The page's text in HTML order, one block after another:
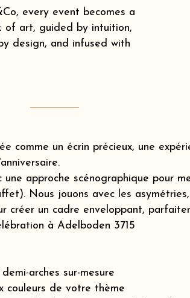
every event becomes a
of art, guided by intuition,
design, and infused with
comme un écrin précieux, une
une approche scénographique pour
Nous jouons avec les
créer un cadre enveloppant,
à Adelboden 3715
arches sur-mesure
couleurs de votre thème